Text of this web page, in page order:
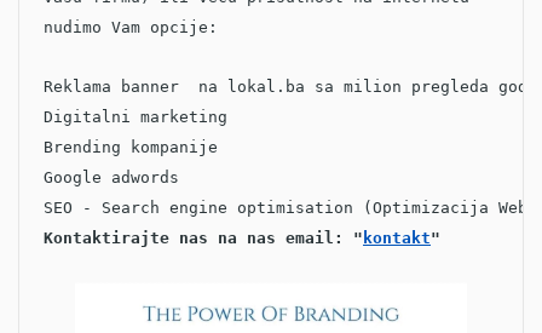
nudimo Vam opcije:
Reklama banner na lokal.ba sa milion pregleda
Digitalni marketing
Brending kompanije
Google adwords
SEO - Search engine optimisation (Optimizacija
Kontaktirajte nas na nas email: " kontakt"